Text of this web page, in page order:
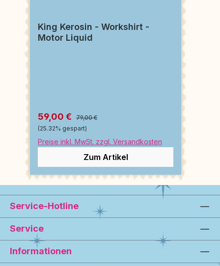
King Kerosin - Workshirt -
Motor Liquid
59,00 €
79,00 €
(25.32% gespart)
Preise inkl. MwSt. zzgl. Versandkosten
Zum Artikel
Service-Hotline
Service
Informationen